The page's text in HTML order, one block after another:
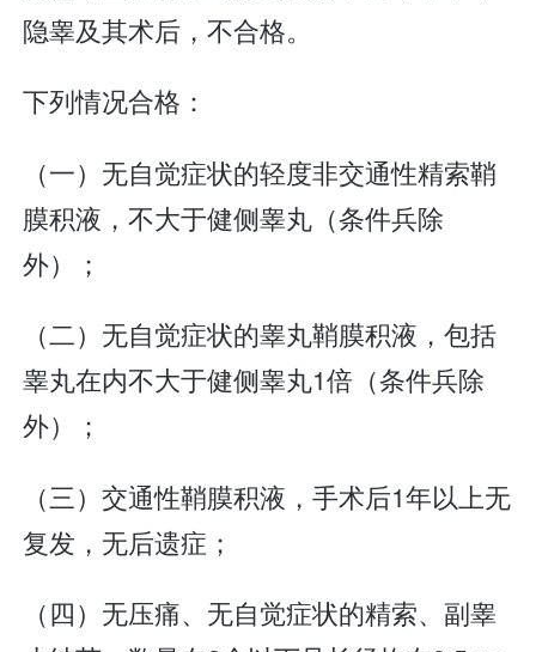
隐睾及其术后，不合格。
下列情况合格：
（一）无自觉症状的轻度非交通性精索鞘
膜积液，不大于健侧睾丸（条件兵除
外）；
（二）无自觉症状的睾丸鞘膜积液，包括
睾丸在内不大于健侧睾丸1倍（条件兵除
外）；
（三）交通性鞘膜积液，手术后1年以上无
复发，无后遗症；
（四）无压痛、无自觉症状的精索、副睾